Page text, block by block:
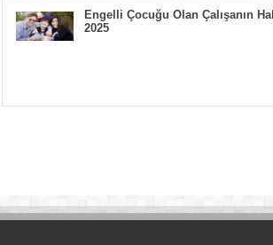
Engelli Çocuğu Olan Çalışanın
2025